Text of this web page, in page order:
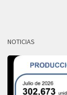
NOTICIAS